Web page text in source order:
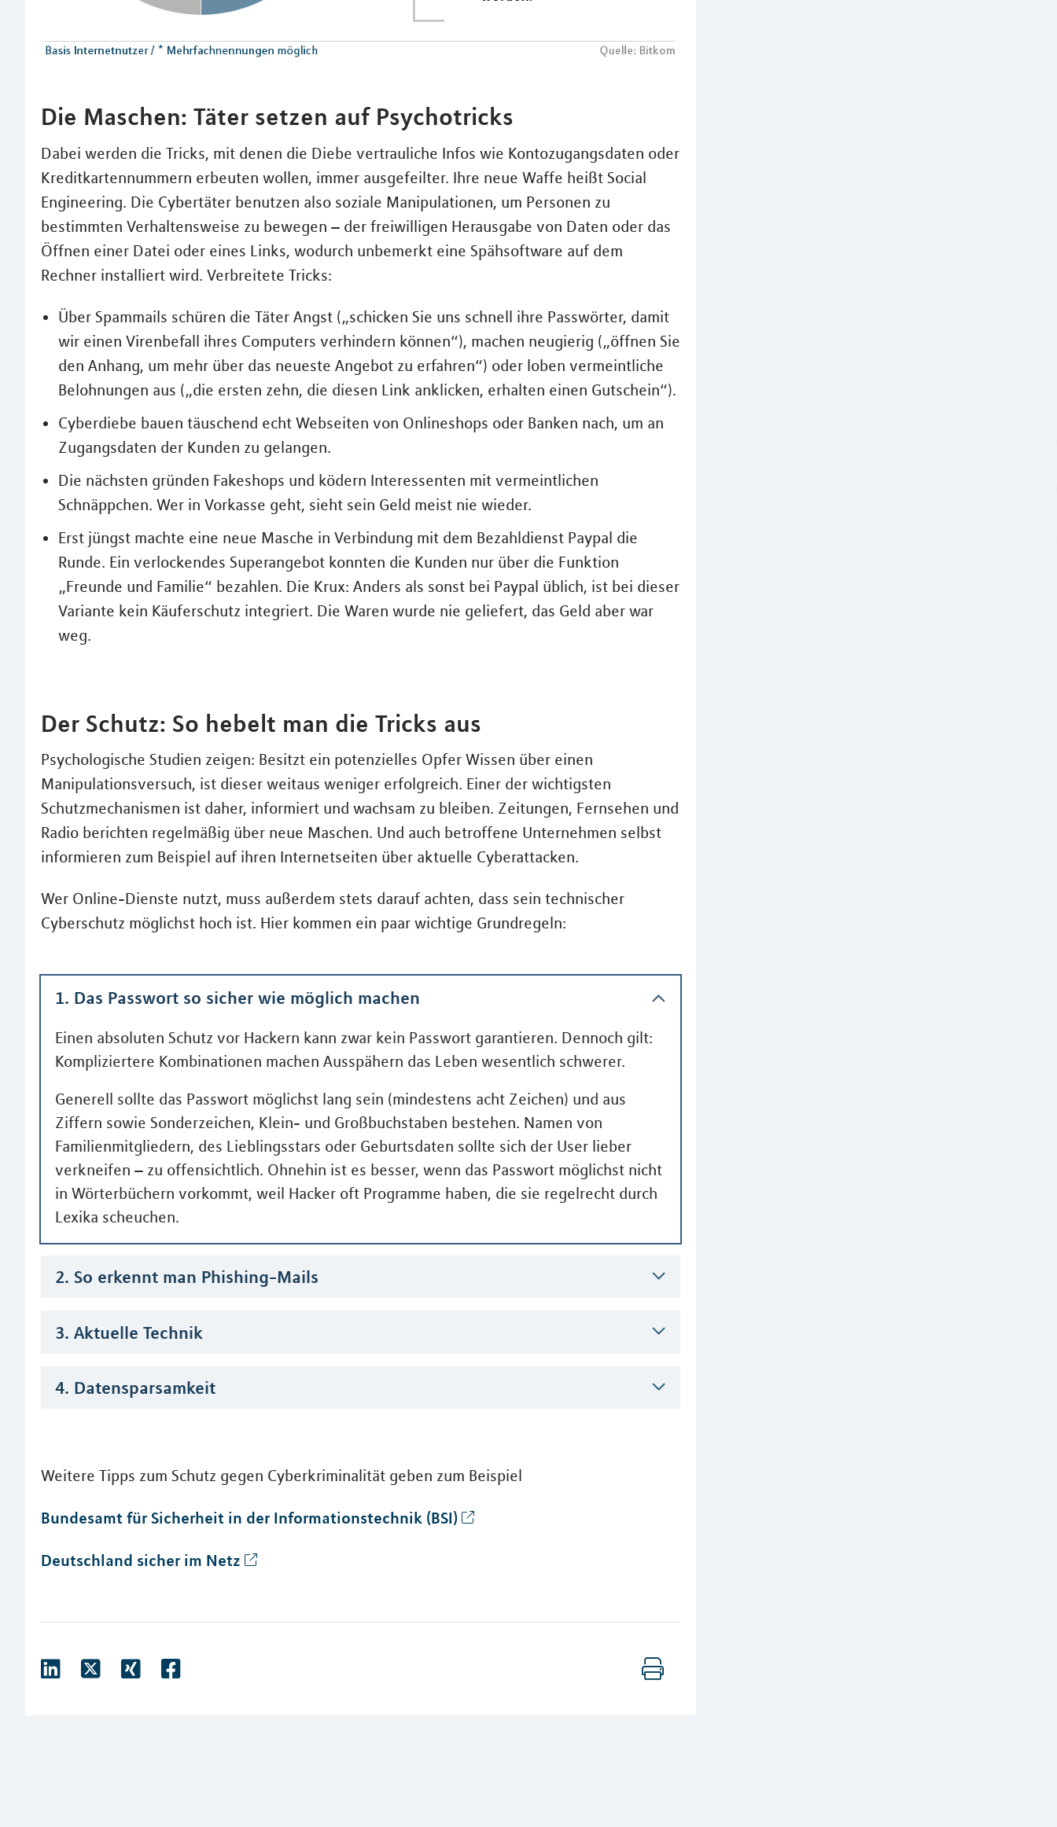
Die Maschen: Täter setzen auf Psychotricks
Dabei werden die Tricks, mit denen die Diebe vertrauliche Infos wie Kontozugangsdaten oder
Kreditkartennummern erbeuten wollen, immer ausgefeilter. Ihre neue Waffe heißt Social
Engineering. Die Cybertäter benutzen also soziale Manipulationen, um Personen zu
bestimmten Verhaltensweise zu bewegen – der freiwilligen Herausgabe von Daten oder das
Öffnen einer Datei oder eines Links, wodurch unbemerkt eine Spähsoftware auf dem
Rechner installiert wird. Verbreitete Tricks:
Über Spammails schüren die Täter Angst („schicken Sie uns schnell ihre Passwörter, damit
wir einen Virenbefall ihres Computers verhindern können“), machen neugierig („öffnen Sie
den Anhang, um mehr über das neueste Angebot zu erfahren“) oder loben vermeintliche
Belohnungen aus („die ersten zehn, die diesen Link anklicken, erhalten einen Gutschein“).
Cyberdiebe bauen täuschend echt Webseiten von Onlineshops oder Banken nach, um an
Zugangsdaten der Kunden zu gelangen.
Die nächsten gründen Fakeshops und ködern Interessenten mit vermeintlichen
Schnäppchen. Wer in Vorkasse geht, sieht sein Geld meist nie wieder.
Erst jüngst machte eine neue Masche in Verbindung mit dem Bezahldienst Paypal die
Runde. Ein verlockendes Superangebot konnten die Kunden nur über die Funktion
„Freunde und Familie“ bezahlen. Die Krux: Anders als sonst bei Paypal üblich, ist bei dieser
Variante kein Käuferschutz integriert. Die Waren wurde nie geliefert, das Geld aber war
weg.
Der Schutz: So hebelt man die Tricks aus
Psychologische Studien zeigen: Besitzt ein potenzielles Opfer Wissen über einen
Manipulationsversuch, ist dieser weitaus weniger erfolgreich. Einer der wichtigsten
Schutzmechanismen ist daher, informiert und wachsam zu bleiben. Zeitungen, Fernsehen und
Radio berichten regelmäßig über neue Maschen. Und auch betroffene Unternehmen selbst
informieren zum Beispiel auf ihren Internetseiten über aktuelle Cyberattacken.
Wer Online-Dienste nutzt, muss außerdem stets darauf achten, dass sein technischer
Cyberschutz möglichst hoch ist. Hier kommen ein paar wichtige Grundregeln:
1. Das Passwort so sicher wie möglich machen
Einen absoluten Schutz vor Hackern kann zwar kein Passwort garantieren. Dennoch gilt:
Kompliziertere Kombinationen machen Ausspähern das Leben wesentlich schwerer.
Generell sollte das Passwort möglichst lang sein (mindestens acht Zeichen) und aus
Ziffern sowie Sonderzeichen, Klein- und Großbuchstaben bestehen. Namen von
Familienmitgliedern, des Lieblingsstars oder Geburtsdaten sollte sich der User lieber
verkneifen – zu offensichtlich. Ohnehin ist es besser, wenn das Passwort möglichst nicht
in Wörterbüchern vorkommt, weil Hacker oft Programme haben, die sie regelrecht durch
Lexika scheuchen.
2. So erkennt man Phishing-Mails
3. Aktuelle Technik
4. Datensparsamkeit
Weitere Tipps zum Schutz gegen Cyberkriminalität geben zum Beispiel
Bundesamt für Sicherheit in der Informationstechnik (BSI)
Deutschland sicher im Netz